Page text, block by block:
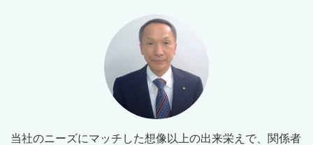
当社のニーズにマッチした想像以上の出来栄えで、関係者